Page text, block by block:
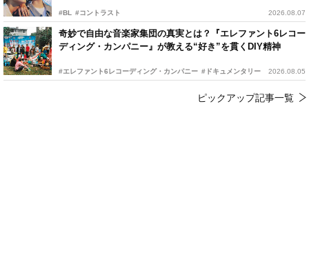
#BL #コントラスト 2026.08.07
奇妙で自由な音楽家集団の真実とは？『エレファント6レコー
ディング・カンパニー』が教える“好き”を貫くDIY精神
#エレファント6レコーディング・カンパニー #ドキュメンタリー 2026.08.05
ピックアップ記事一覧